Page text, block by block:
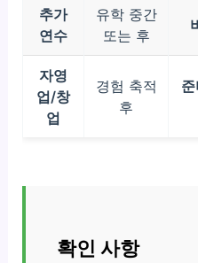
추가
연수
유학 중간
또는 후
자영
업/창
업
경험 축적
후
확인 사항